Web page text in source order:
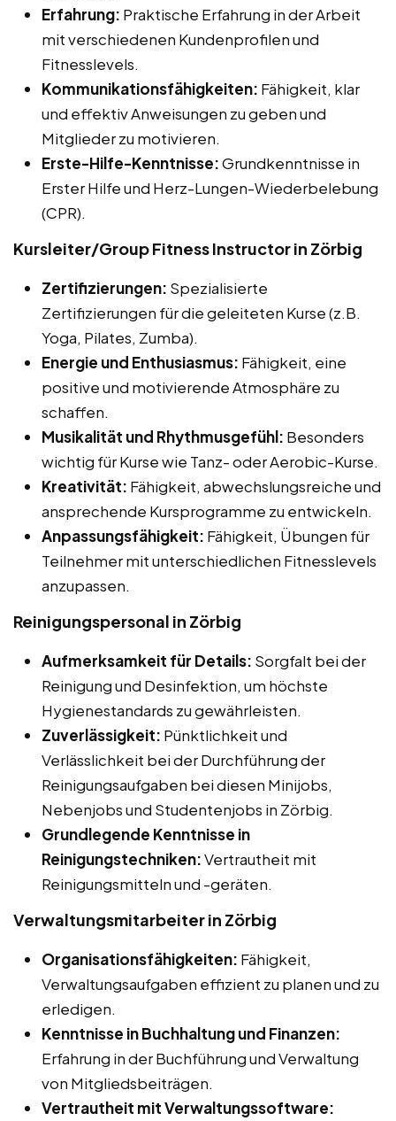
Erfahrung: Praktische Erfahrung in der Arbeit
mit verschiedenen Kundenprofilen und
Fitnesslevels.
Kommunikationsfähigkeiten: Fähigkeit, klar
und effektiv Anweisungen zu geben und
Mitglieder zu motivieren.
Erste-Hilfe-Kenntnisse:Grundkenntnisse in
Erster Hilfe und Herz-Lungen-Wiederbelebung
(CPR).
Kursleiter/Group Fitness Instructor in Zörbig
Zertifizierungen: Spezialisierte
Zertifizierungen für die geleiteten Kurse (z.B.
Yoga, Pilates, Zumba).
Energie und Enthusiasmus: Fähigkeit, eine
positive und motivierende Atmosphäre zu
schaffen.
Musikalität und Rhythmusgefühl: Besonders
wichtig für Kurse wie Tanz- oder Aerobic-Kurse.
Kreativität: Fähigkeit, abwechslungsreiche und
ansprechende Kursprogramme zu entwickeln.
Anpassungsfähigkeit: Fähigkeit, Übungen für
Teilnehmer mit unterschiedlichen Fitnesslevels
anzupassen.
Reinigungspersonal in Zörbig
Aufmerksamkeit für Details: Sorgfalt bei der
Reinigung und Desinfektion, um höchste
Hygienestandards zu gewährleisten.
Zuverlässigkeit: Pünktlichkeit und
Verlässlichkeit bei der Durchführung der
Reinigungsaufgaben bei diesen Minijobs,
Nebenjobs und Studentenjobs in Zörbig.
Grundlegende Kenntnisse in
Reinigungstechniken:Vertrautheit mit
Reinigungsmitteln und -geräten.
Verwaltungsmitarbeiter in Zörbig
Organisationsfähigkeiten: Fähigkeit,
Verwaltungsaufgaben effizient zu planen und zu
erledigen.
Kenntnisse in Buchhaltung und Finanzen:
Erfahrung in der Buchführung und Verwaltung
von Mitgliedsbeiträgen.
Vertrautheit mit Verwaltungssoftware: